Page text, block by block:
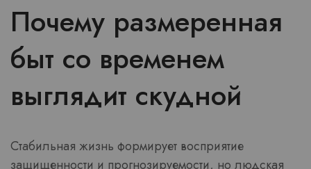
Почему размеренная
быт со временем
выглядит скудной
Стабильная жизнь формирует восприятие
защищенности и прогнозируемости, но людская